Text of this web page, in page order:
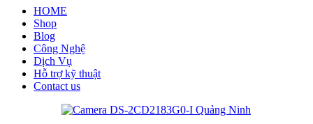
HOME
Shop
Blog
Công Nghệ
Dịch Vụ
Hỗ trợ kỹ thuật
Contact us